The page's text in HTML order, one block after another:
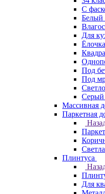
C
Белый
Для
Под
Под
Серый
Массивная
Паркетная
Плинтуса
Для